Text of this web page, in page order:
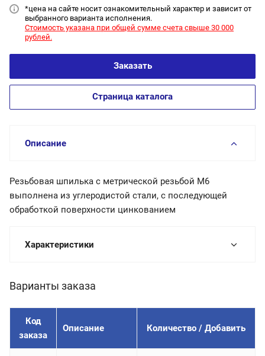
*цена на сайте носит ознакомительный характер и зависит от
выбранного варианта исполнения.
Стоимость указана при общей сумме счета свыше 30 000
рублей.
Заказать
Страница каталога
Описание
Резьбовая шпилька с метрической резьбой М6
выполнена из углеродистой стали, с последующей
обработкой поверхности цинкованием
Характеристики
Варианты заказа
Код
заказа
Описание Количество / Добавить